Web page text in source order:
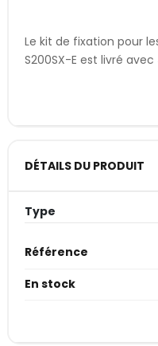
Le kit de fixation pour
S200SX-E est livré
DÉTAILS DU PRODUIT
Type
Référence
En stock